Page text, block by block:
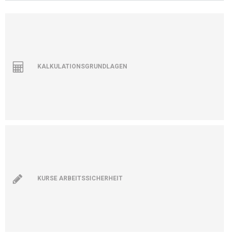
KALKULATIONSGRUNDLAGEN
KURSE ARBEITSSICHERHEIT